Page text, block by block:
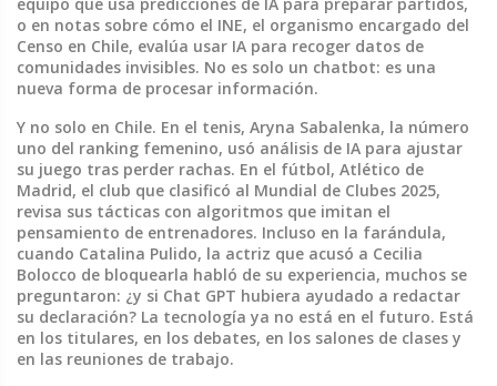
o en notas sobre cómo el INE, el organismo encargado del
Censo en Chile, evalúa usar IA para recoger datos de
comunidades invisibles. No es solo un chatbot: es una
nueva forma de procesar información.
Y no solo en Chile. En el tenis, Aryna Sabalenka, la número
uno del ranking femenino, usó análisis de IA para ajustar
su juego tras perder rachas. En el fútbol, Atlético de
Madrid, el club que clasificó al Mundial de Clubes 2025,
revisa sus tácticas con algoritmos que imitan el
pensamiento de entrenadores. Incluso en la farándula,
cuando Catalina Pulido, la actriz que acusó a Cecilia
Bolocco de bloquearla habló de su experiencia, muchos se
preguntaron: ¿y si Chat GPT hubiera ayudado a redactar
su declaración? La tecnología ya no está en el futuro. Está
en los titulares, en los debates, en los salones de clases y
en las reuniones de trabajo.